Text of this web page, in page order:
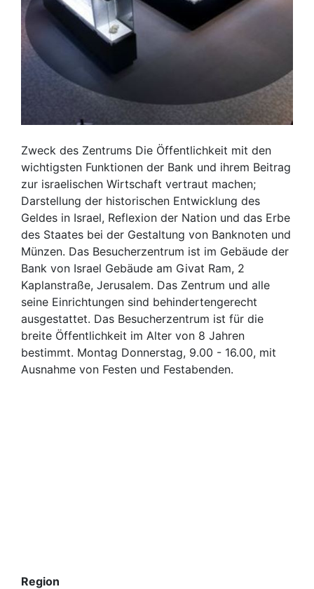
Zweck des Zentrums Die Öffentlichkeit mit den
wichtigsten Funktionen der Bank und ihrem Beitrag
zur israelischen Wirtschaft vertraut machen;
Darstellung der historischen Entwicklung des
Geldes in Israel, Reflexion der Nation und das Erbe
des Staates bei der Gestaltung von Banknoten und
Münzen. Das Besucherzentrum ist im Gebäude der
Bank von Israel Gebäude am Givat Ram, 2
Kaplanstraße, Jerusalem. Das Zentrum und alle
seine Einrichtungen sind behindertengerecht
ausgestattet. Das Besucherzentrum ist für die
breite Öffentlichkeit im Alter von 8 Jahren
bestimmt. Montag Donnerstag, 9.00 - 16.00, mit
Ausnahme von Festen und Festabenden.
Region